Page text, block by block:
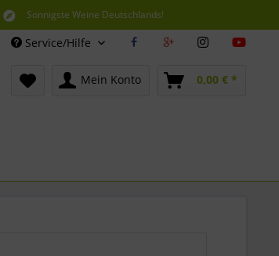
Sonnigste Weine Deutschlands!
Aus den südlichsten Spitzenlagen
Service/Hilfe
Mein Konto 0,00 € *